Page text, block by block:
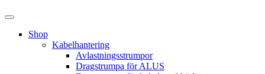
Shop
Kabelhantering
Avlastningsstrumpor
Dragstrumpa för ALUS